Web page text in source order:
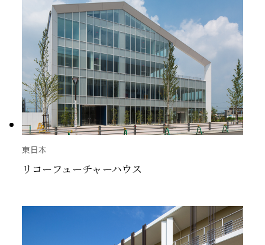
東日本
リコーフューチャーハウス